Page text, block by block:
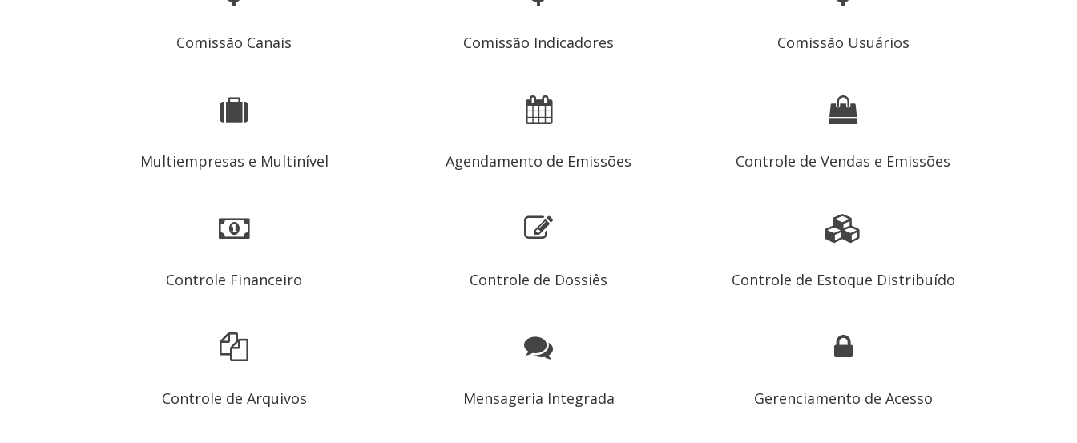
Comissão Canais Comissão Indicadores Comissão Usuários
Multiempresas e Multinível Agendamento de Emissões Controle de Vendas e Emissões
Controle Financeiro Controle de Dossiês Controle de Estoque Distribuído
Controle de Arquivos Mensageria Integrada Gerenciamento de Acesso